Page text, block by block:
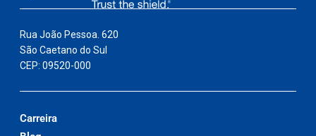
Rua João Pessoa. 620
São Caetano do Sul
CEP: 09520-000
Carreira